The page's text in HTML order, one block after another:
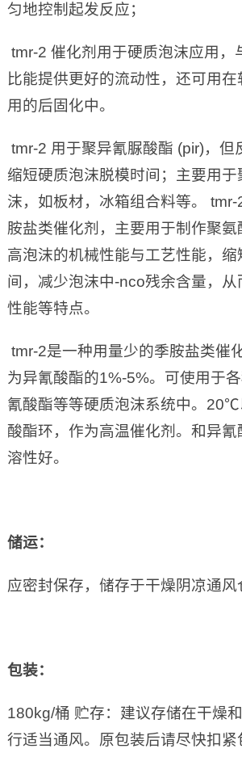
匀地控制起发反应；
tmr-2 催化剂用于硬质泡沫应用，
比能提供更好的流动性，还可用
用的后固化中。
tmr-2 用于聚异氰脲酸酯 (pir)，但
缩短硬质泡沫脱模时间；主要用于
沫，如板材，冰箱组合料等。
胺盐类催化剂，主要用于制作聚
高泡沫的机械性能与工艺性能，缩
间，减少泡沫中-nco残余含量，从
性能等特点。
tmr-2是一种用量少的季胺盐类催
为异氰酸酯的1%-5%。可使用于
氰酸酯等等硬质泡沫系统中。
酸酯环，作为高温催化剂。和异
溶性好。
储运：
应密封保存，储存于干燥阴凉通风
包装：
180kg/桶 贮存：建议存储在干燥
行适当通风。原包装后请尽快扣紧